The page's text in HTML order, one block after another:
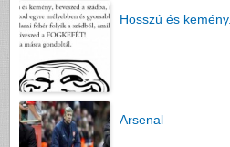
Hosszú és kemény..
Arsenal